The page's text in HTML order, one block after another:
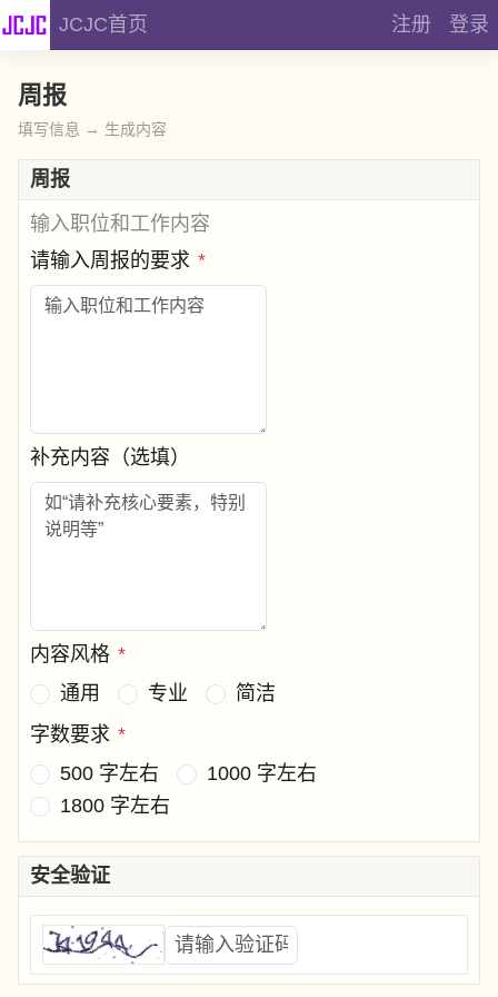
JCJC首页 注册 登录
周报
填写信息 → 生成内容
周报
输入职位和工作内容
请输入周报的要求 *
补充内容（选填）
内容风格 *
通用
专业
简洁
字数要求 *
500 字左右
1000 字左右
1800 字左右
安全验证